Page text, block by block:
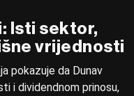
Isti sektor,
vrijednosti
pokazuje da Dunav
i dividendnom prinosu,